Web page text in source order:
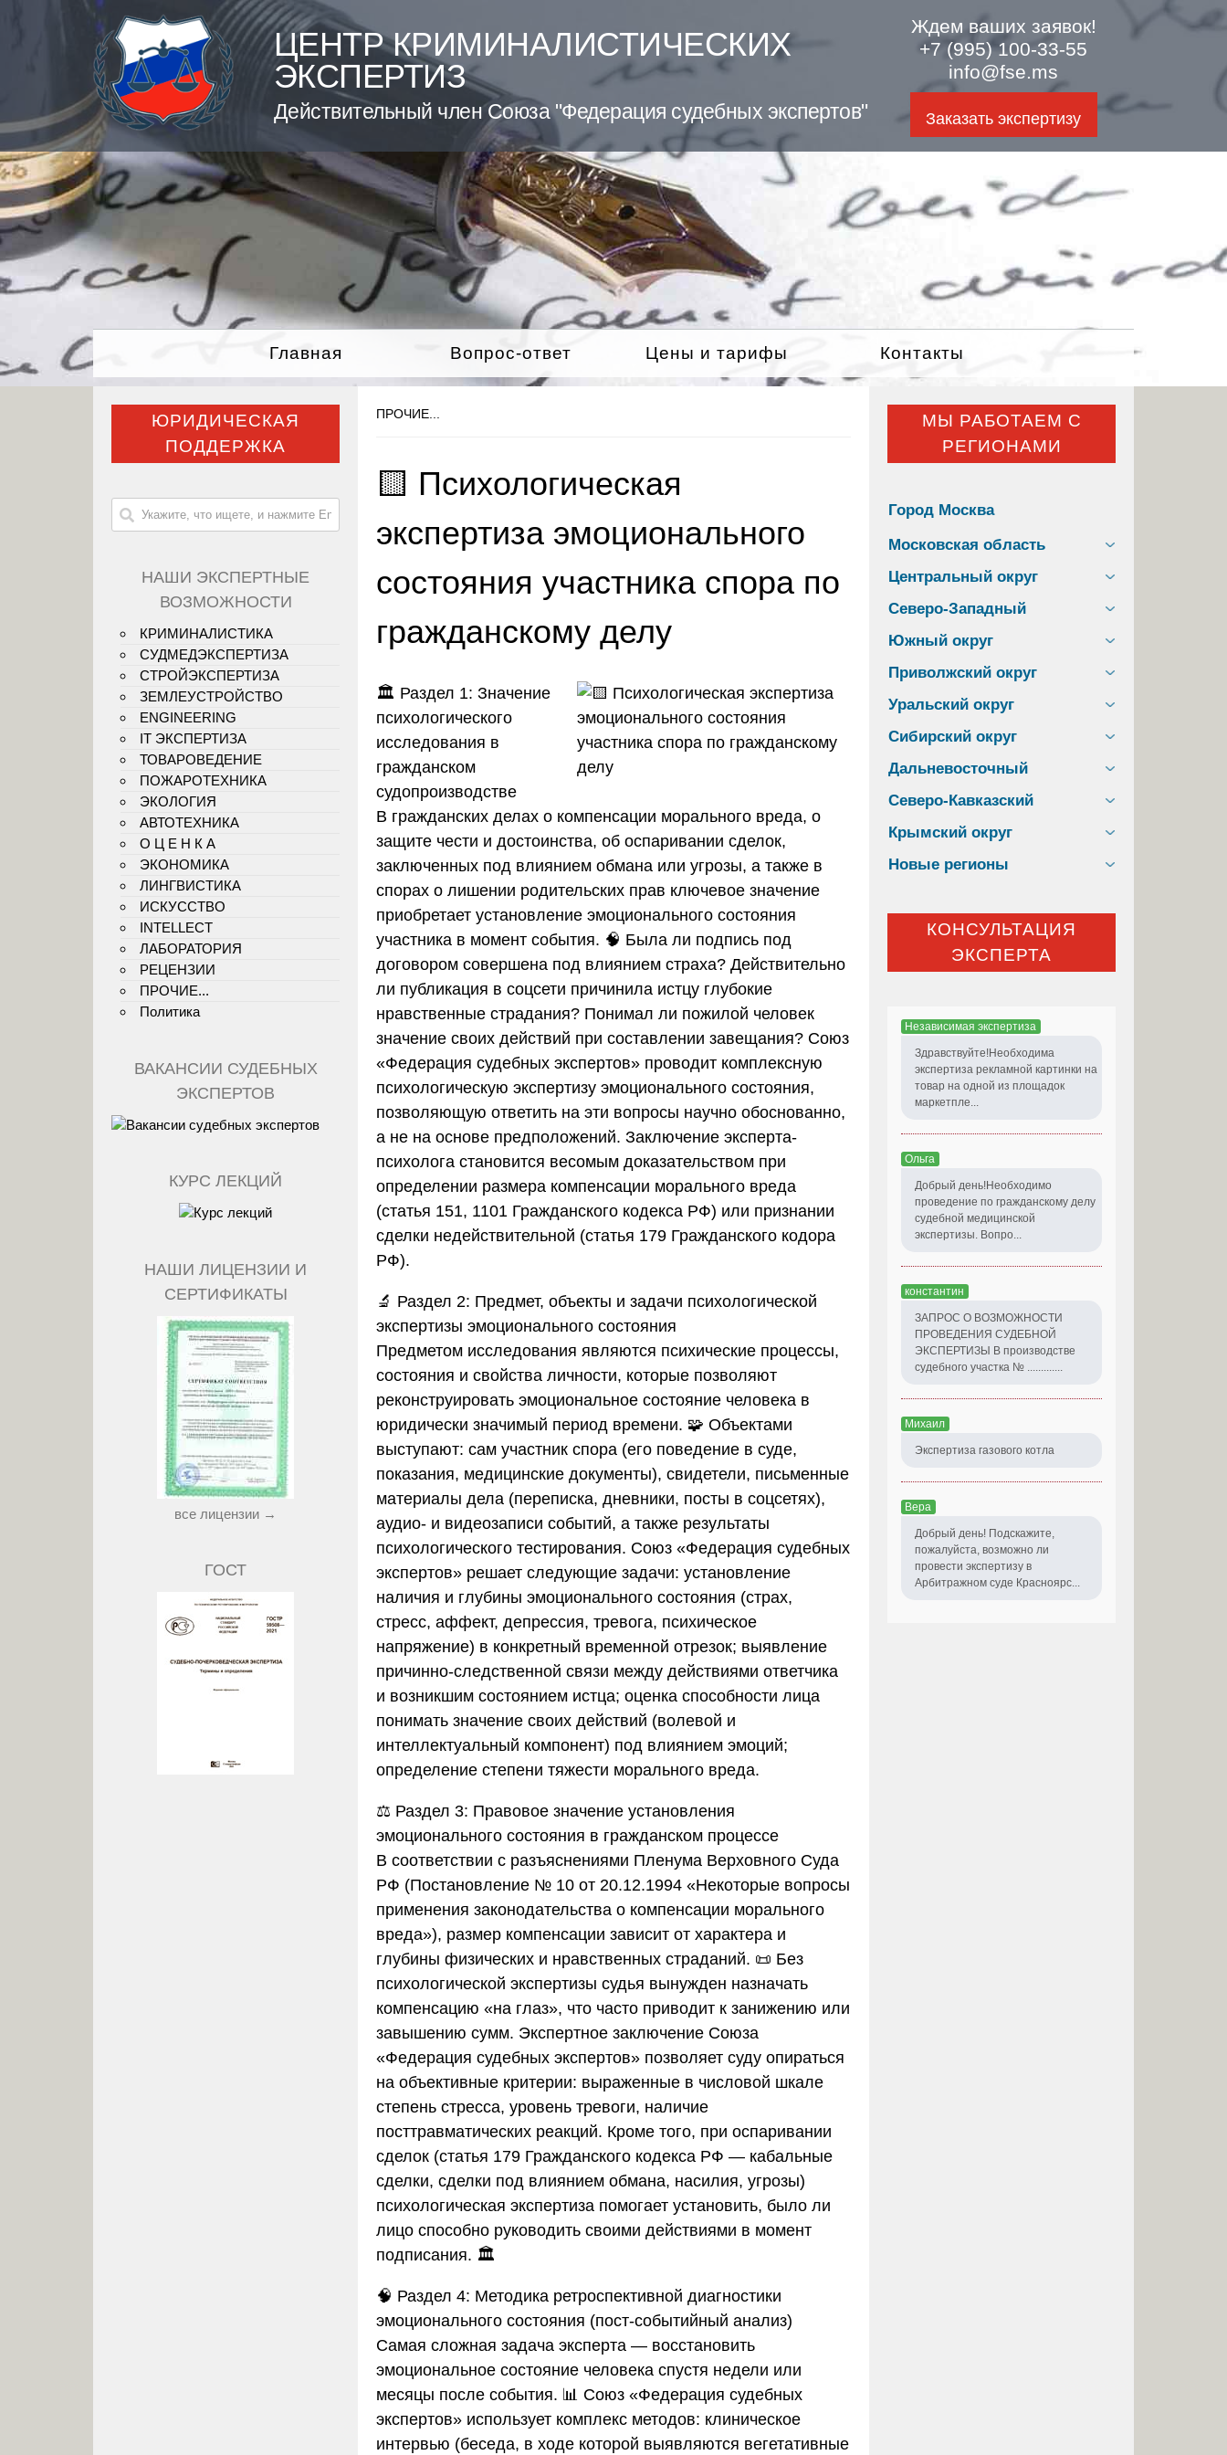
ЦЕНТР КРИМИНАЛИСТИЧЕСКИХ
ЭКСПЕРТИЗ
Действительный член Союза "Федерация судебных экспертов"
Ждем ваших заявок!
+7 (995) 100-33-55
info@fse.ms
Заказать экспертизу
Главная Вопрос-ответ Цены и тарифы Контакты
ПРОЧИЕ...
🟨 Психологическая
экспертиза эмоционального
состояния участника спора по
гражданскому делу
🏛️ Раздел 1: Значение
психологического
исследования в
гражданском
судопроизводстве
В гражданских делах о компенсации морального вреда, о
защите чести и достоинства, об оспаривании сделок,
заключенных под влиянием обмана или угрозы, а также в
спорах о лишении родительских прав ключевое значение
приобретает установление эмоционального состояния
участника в момент события. 🧠 Была ли подпись под
договором совершена под влиянием страха? Действительно
ли публикация в соцсети причинила истцу глубокие
нравственные страдания? Понимал ли пожилой человек
значение своих действий при составлении завещания? Союз
«Федерация судебных экспертов» проводит комплексную
психологическую экспертизу эмоционального состояния,
позволяющую ответить на эти вопросы научно обоснованно,
а не на основе предположений. Заключение эксперта-
психолога становится весомым доказательством при
определении размера компенсации морального вреда
(статья 151, 1101 Гражданского кодекса РФ) или признании
сделки недействительной (статья 179 Гражданского кодора
РФ).
🔬 Раздел 2: Предмет, объекты и задачи психологической
экспертизы эмоционального состояния
Предметом исследования являются психические процессы,
состояния и свойства личности, которые позволяют
реконструировать эмоциональное состояние человека в
юридически значимый период времени. 🧩 Объектами
выступают: сам участник спора (его поведение в суде,
показания, медицинские документы), свидетели, письменные
материалы дела (переписка, дневники, посты в соцсетях),
аудио- и видеозаписи событий, а также результаты
психологического тестирования. Союз «Федерация судебных
экспертов» решает следующие задачи: установление
наличия и глубины эмоционального состояния (страх,
стресс, аффект, депрессия, тревога, психическое
напряжение) в конкретный временной отрезок; выявление
причинно-следственной связи между действиями ответчика
и возникшим состоянием истца; оценка способности лица
понимать значение своих действий (волевой и
интеллектуальный компонент) под влиянием эмоций;
определение степени тяжести морального вреда.
⚖️ Раздел 3: Правовое значение установления
эмоционального состояния в гражданском процессе
В соответствии с разъяснениями Пленума Верховного Суда
РФ (Постановление № 10 от 20.12.1994 «Некоторые вопросы
применения законодательства о компенсации морального
вреда»), размер компенсации зависит от характера и
глубины физических и нравственных страданий. 📜 Без
психологической экспертизы судья вынужден назначать
компенсацию «на глаз», что часто приводит к занижению или
завышению сумм. Экспертное заключение Союза
«Федерация судебных экспертов» позволяет суду опираться
на объективные критерии: выраженные в числовой шкале
степень стресса, уровень тревоги, наличие
посттравматических реакций. Кроме того, при оспаривании
сделок (статья 179 Гражданского кодекса РФ — кабальные
сделки, сделки под влиянием обмана, насилия, угрозы)
психологическая экспертиза помогает установить, было ли
лицо способно руководить своими действиями в момент
подписания. 🏛️
🧠 Раздел 4: Методика ретроспективной диагностики
эмоционального состояния (пост-событийный анализ)
Самая сложная задача эксперта — восстановить
эмоциональное состояние человека спустя недели или
месяцы после события. 📊 Союз «Федерация судебных
экспертов» использует комплекс методов: клиническое
интервью (беседа, в ходе которой выявляются вегетативные
ЮРИДИЧЕСКАЯ
ПОДДЕРЖКА
НАШИ ЭКСПЕРТНЫЕ
ВОЗМОЖНОСТИ
КРИМИНАЛИСТИКА
СУДМЕДЭКСПЕРТИЗА
СТРОЙЭКСПЕРТИЗА
ЗЕМЛЕУСТРОЙСТВО
ENGINEERING
IT ЭКСПЕРТИЗА
ТОВАРОВЕДЕНИЕ
ПОЖАРОТЕХНИКА
ЭКОЛОГИЯ
АВТОТЕХНИКА
О Ц Е Н К А
ЭКОНОМИКА
ЛИНГВИСТИКА
ИСКУССТВО
INTELLECT
ЛАБОРАТОРИЯ
РЕЦЕНЗИИ
ПРОЧИЕ...
Политика
ВАКАНСИИ СУДЕБНЫХ
ЭКСПЕРТОВ
КУРС ЛЕКЦИЙ
НАШИ ЛИЦЕНЗИИ И
СЕРТИФИКАТЫ
все лицензии →
ГОСТ
МЫ РАБОТАЕМ С
РЕГИОНАМИ
Город Москва
Московская область
Центральный округ
Северо-Западный
Южный округ
Приволжский округ
Уральский округ
Сибирский округ
Дальневосточный
Северо-Кавказский
Крымский округ
Новые регионы
КОНСУЛЬТАЦИЯ
ЭКСПЕРТА
Независимая экспертиза
Здравствуйте!Необходима
экспертиза рекламной картинки на
товар на одной из площадок
маркетпле...
Ольга
Добрый день!Необходимо
проведение по гражданскому делу
судебной медицинской
экспертизы. Вопро...
константин
ЗАПРОС О ВОЗМОЖНОСТИ
ПРОВЕДЕНИЯ СУДЕБНОЙ
ЭКСПЕРТИЗЫ В производстве
судебного участка № .............
Михаил
Экспертиза газового котла
Вера
Добрый день! Подскажите,
пожалуйста, возможно ли
провести экспертизу в
Арбитражном суде Красноярс...